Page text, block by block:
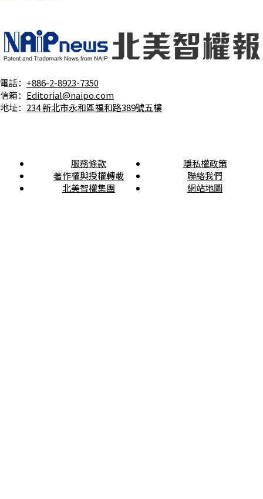
電話： +886-2-8923-7350
信箱： Editorial@naipo.com
地址： 234 新北市永和區福和路389號五樓
服務條款
隱私權政策
著作權與授權轉載
聯絡我們
北美智權集團
網站地圖